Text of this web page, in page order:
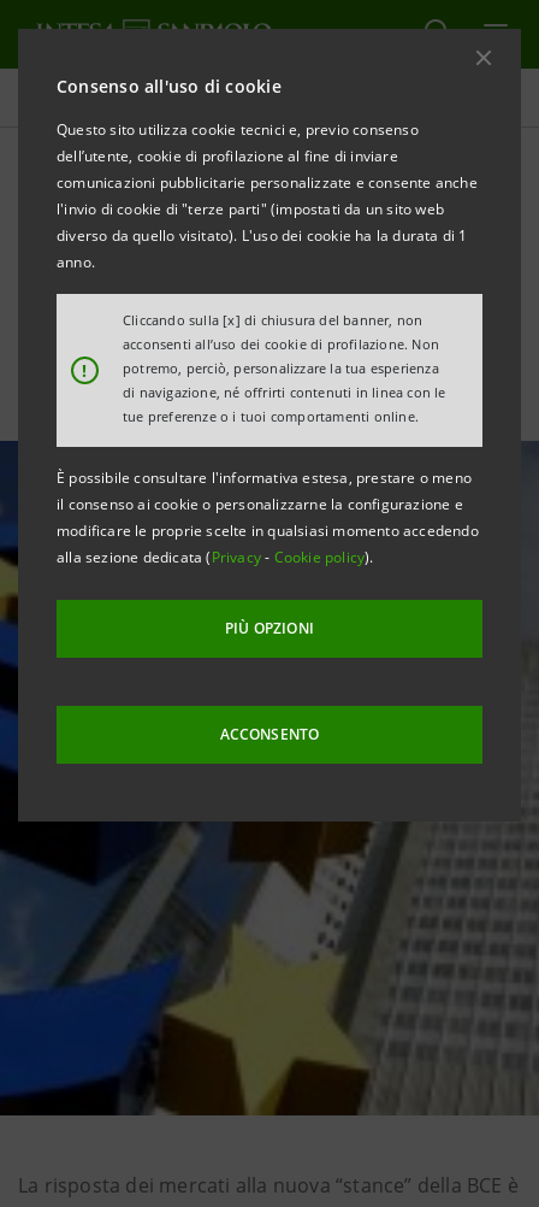
Consenso all'uso di cookie
Questo sito utilizza cookie tecnici e, previo consenso
dell’utente, cookie di profilazione al fine di inviare
comunicazioni pubblicitarie personalizzate e consente anche
l'invio di cookie di "terze parti" (impostati da un sito web
diverso da quello visitato). L'uso dei cookie ha la durata di 1
anno.
!
Cliccando sulla [x] di chiusura del banner, non
acconsenti all’uso dei cookie di profilazione. Non
potremo, perciò, personalizzare la tua esperienza
di navigazione, né offrirti contenuti in linea con le
tue preferenze o i tuoi comportamenti online.
È possibile consultare l'informativa estesa, prestare o meno
il consenso ai cookie o personalizzarne la configurazione e
modificare le proprie scelte in qualsiasi momento accedendo
alla sezione dedicata (Privacy- Cookie policy).
PIÙ OPZIONI
ACCONSENTO
Area Media
Area Euro: Previsioni di
medio termine sui tassi in
euro
La risposta dei mercati alla nuova “stance” della BCE è